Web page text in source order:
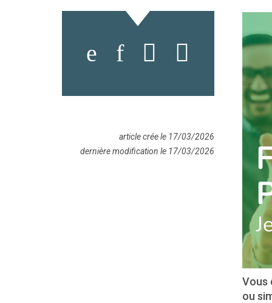
Vous
ou
article crée le 17/03/2026
dernière modification le 17/03/2026